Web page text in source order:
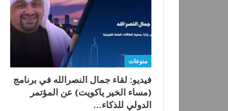
منوعات
فيديو: لقاء جمال النصرالله في برنامج
(مساء الخير ياكويت) عن المؤتمر
الدولي للذكاء…